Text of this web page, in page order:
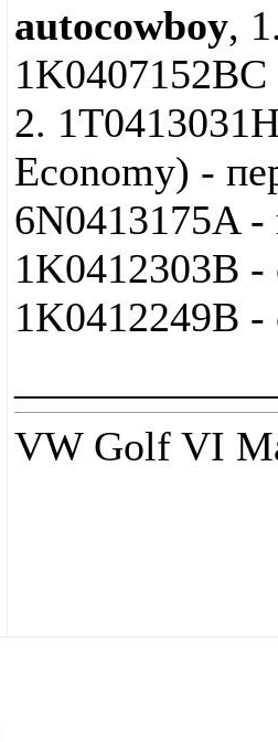
autocowboy,
2.
Economy) -
6N0413175A
1K0412303B -
1K0412249B
VW Golf VI